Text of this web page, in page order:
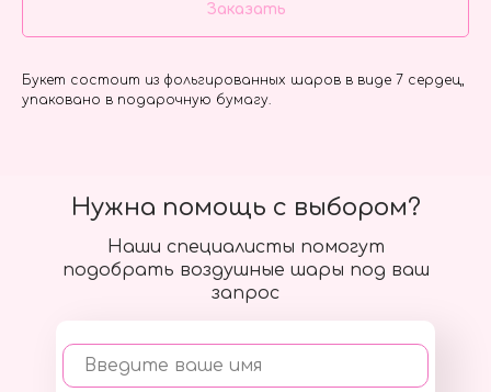
Заказать
Букет состоит из фольгированных шаров в виде 7 сердец,
упаковано в подарочную бумагу.
Наши специалисты помогут
подобрать воздушные шары под ваш
запрос
Введите ваше имя
Нужна помощь с выбором?